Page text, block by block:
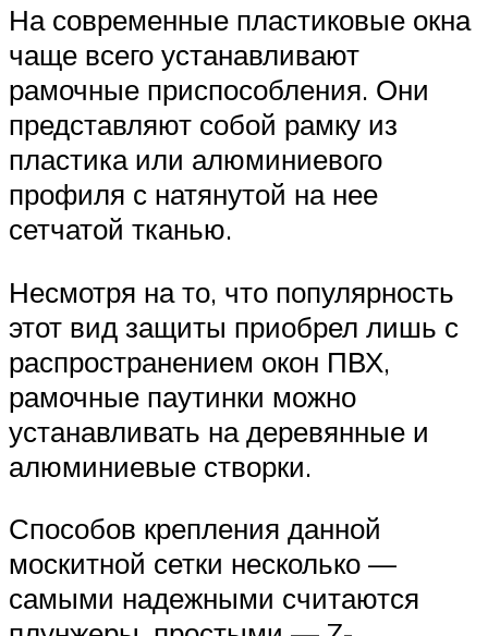
На современные пластиковые окна
чаще всего устанавливают
рамочные приспособления. Они
представляют собой рамку из
пластика или алюминиевого
профиля с натянутой на нее
сетчатой тканью.
Несмотря на то, что популярность
этот вид защиты приобрел лишь с
распространением окон ПВХ,
рамочные паутинки можно
устанавливать на деревянные и
алюминиевые створки.
Способов крепления данной
москитной сетки несколько —
самыми надежными считаются